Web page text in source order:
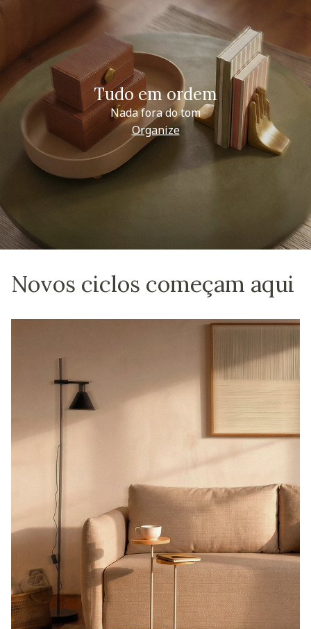
Tudo em ordem
Nada fora do tom
Organize
Novos ciclos começam aqui